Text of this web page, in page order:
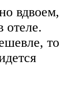
вдвоем,
отеле.
то